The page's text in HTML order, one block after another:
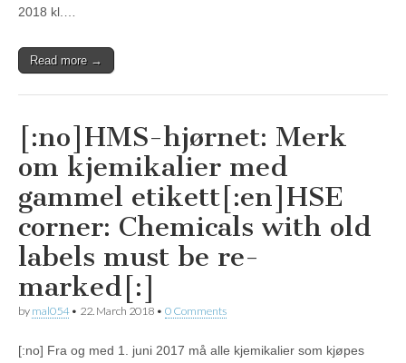
2018 kl.…
Read more →
[:no]HMS-hjørnet: Merk
om kjemikalier med
gammel etikett[:en]HSE
corner: Chemicals with old
labels must be re-
marked[:]
by mal054• 22. March 2018 • 0 Comments
[:no] Fra og med 1. juni 2017 må alle kjemikalier som kjøpes